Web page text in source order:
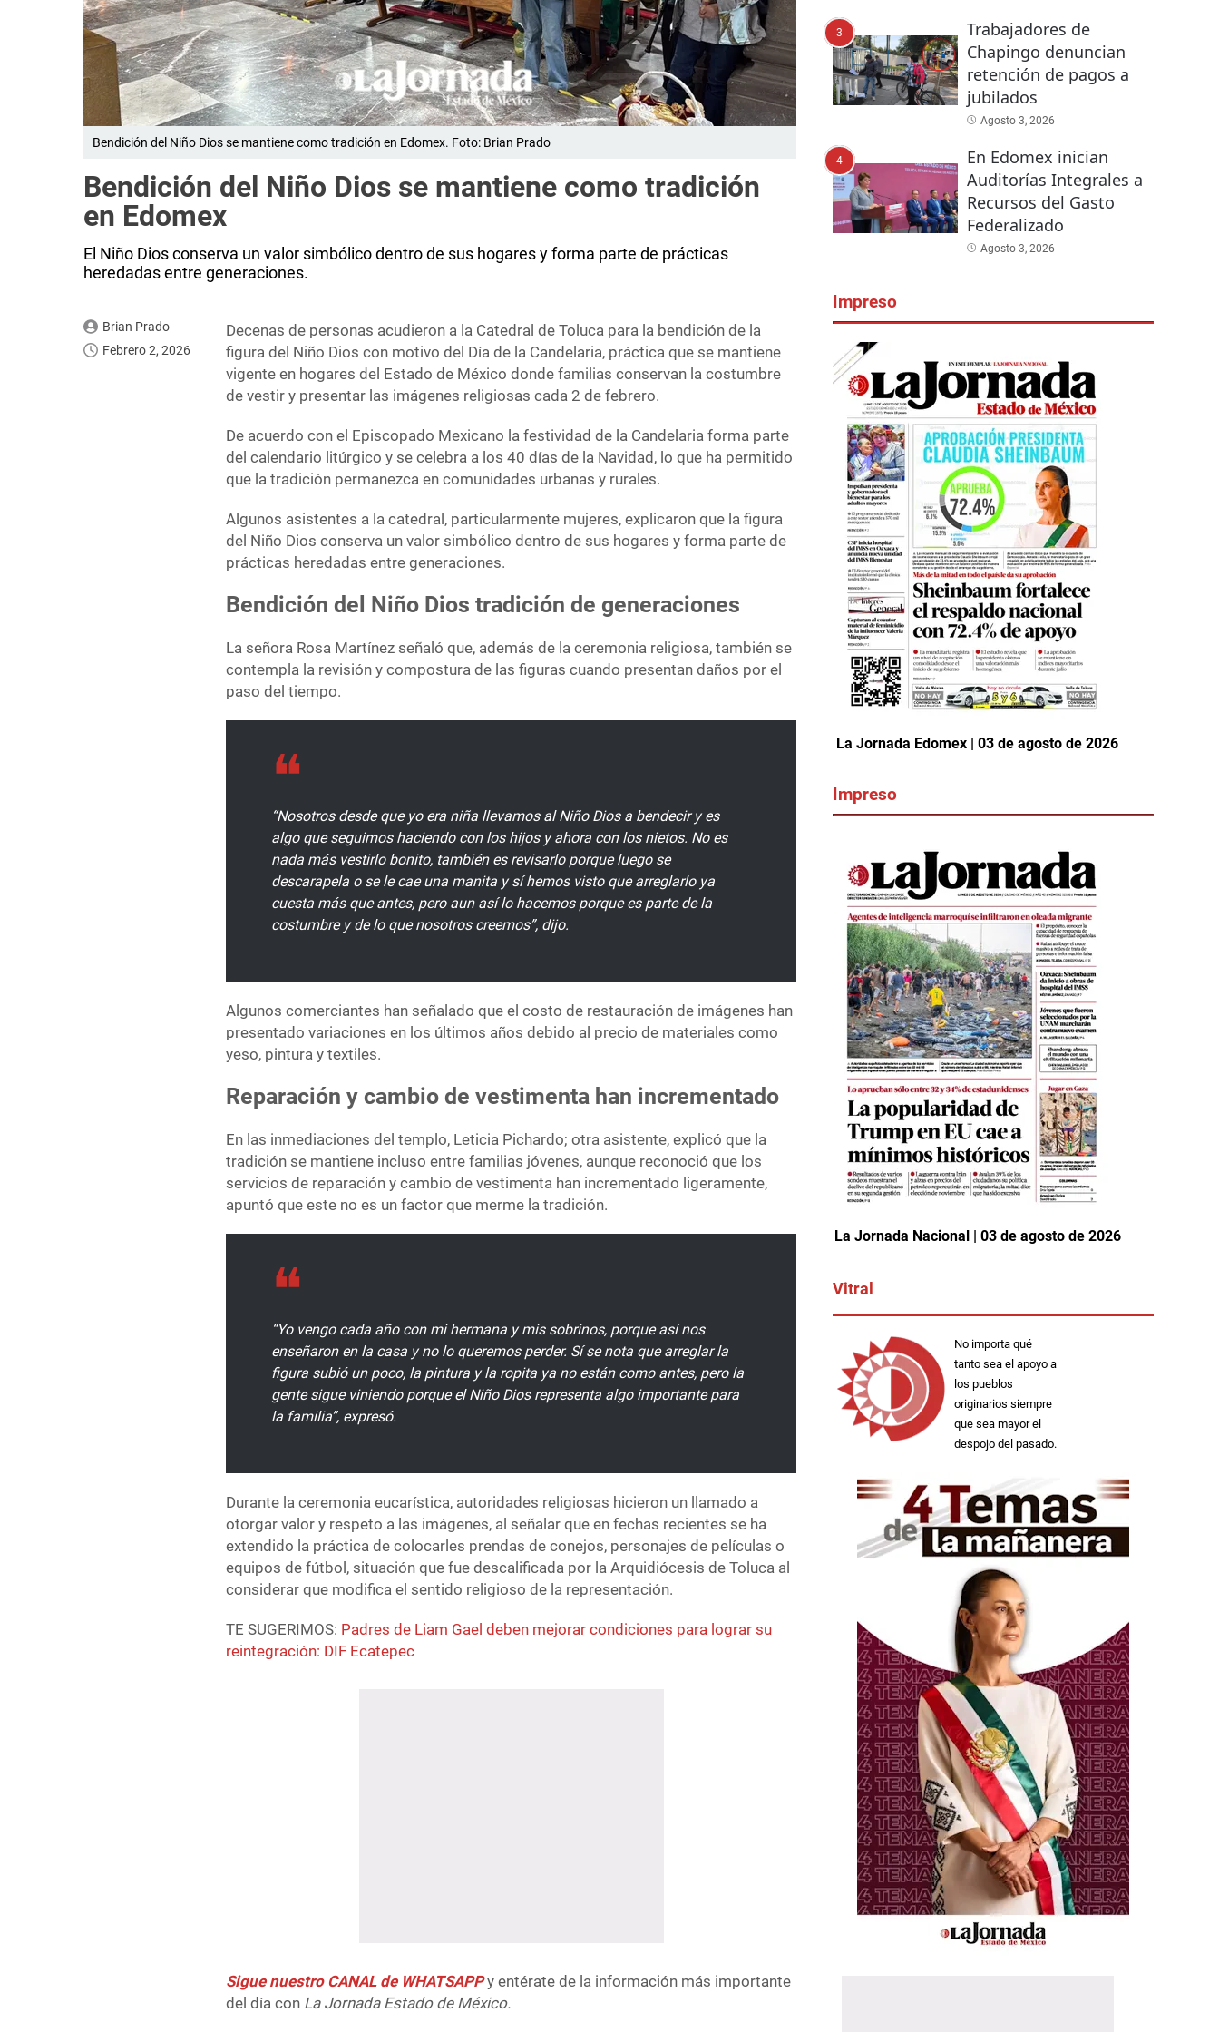
Bendición del Niño Dios se mantiene como tradición en Edomex. Foto: Brian Prado
Bendición del Niño Dios se mantiene como tradición
en Edomex
El Niño Dios conserva un valor simbólico dentro de sus hogares y forma parte de prácticas
heredadas entre generaciones.
Brian Prado
Febrero 2, 2026
Decenas de personas acudieron a la Catedral de Toluca para la bendición de la
figura del Niño Dios con motivo del Día de la Candelaria, práctica que se mantiene
vigente en hogares del Estado de México donde familias conservan la costumbre
de vestir y presentar las imágenes religiosas cada 2 de febrero.
De acuerdo con el Episcopado Mexicano la festividad de la Candelaria forma parte
del calendario litúrgico y se celebra a los 40 días de la Navidad, lo que ha permitido
que la tradición permanezca en comunidades urbanas y rurales.
Algunos asistentes a la catedral, particularmente mujeres, explicaron que la figura
del Niño Dios conserva un valor simbólico dentro de sus hogares y forma parte de
prácticas heredadas entre generaciones.
Bendición del Niño Dios tradición de generaciones
La señora Rosa Martínez señaló que, además de la ceremonia religiosa, también se
contempla la revisión y compostura de las figuras cuando presentan daños por el
paso del tiempo.
“Nosotros desde que yo era niña llevamos al Niño Dios a bendecir y es
algo que seguimos haciendo con los hijos y ahora con los nietos. No es
nada más vestirlo bonito, también es revisarlo porque luego se
descarapela o se le cae una manita y sí hemos visto que arreglarlo ya
cuesta más que antes, pero aun así lo hacemos porque es parte de la
costumbre y de lo que nosotros creemos”, dijo.
Algunos comerciantes han señalado que el costo de restauración de imágenes han
presentado variaciones en los últimos años debido al precio de materiales como
yeso, pintura y textiles.
Reparación y cambio de vestimenta han incrementado
En las inmediaciones del templo, Leticia Pichardo; otra asistente, explicó que la
tradición se mantiene incluso entre familias jóvenes, aunque reconoció que los
servicios de reparación y cambio de vestimenta han incrementado ligeramente,
apuntó que este no es un factor que merme la tradición.
“Yo vengo cada año con mi hermana y mis sobrinos, porque así nos
enseñaron en la casa y no lo queremos perder. Sí se nota que arreglar la
figura subió un poco, la pintura y la ropita ya no están como antes, pero la
gente sigue viniendo porque el Niño Dios representa algo importante para
la familia”, expresó.
Durante la ceremonia eucarística, autoridades religiosas hicieron un llamado a
otorgar valor y respeto a las imágenes, al señalar que en fechas recientes se ha
extendido la práctica de colocarles prendas de conejos, personajes de películas o
equipos de fútbol, situación que fue descalificada por la Arquidiócesis de Toluca al
considerar que modifica el sentido religioso de la representación.
TE SUGERIMOS: Padres de Liam Gael deben mejorar condiciones para lograr su
reintegración: DIF Ecatepec
Sigue nuestro CANAL de WHATSAPP y entérate de la información más importante
del día con La Jornada Estado de México.
3
Trabajadores de
Chapingo denuncian
retención de pagos a
jubilados
Agosto 3, 2026
4
En Edomex inician
Auditorías Integrales a
Recursos del Gasto
Federalizado
Agosto 3, 2026
Impreso
La Jornada Edomex | 03 de agosto de 2026
Impreso
La Jornada Nacional | 03 de agosto de 2026
Vitral
No importa qué
tanto sea el apoyo a
los pueblos
originarios siempre
que sea mayor el
despojo del pasado.